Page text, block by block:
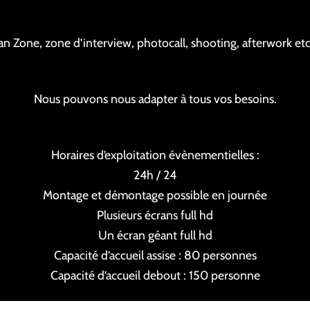
Zone, zone d’interview, photocall, shooting, afterwork
Nous pouvons nous adapter à tous vos besoins.
Horaires d’exploitation évènementielles :
24h / 24
Montage et démontage possible en journée
Plusieurs écrans full hd
Un écran géant full hd
Capacité d’accueil assise : 80 personnes
Capacité d’accueil debout : 150 personne